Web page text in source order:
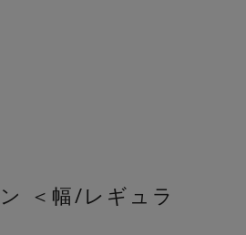
＜幅/レギュラ